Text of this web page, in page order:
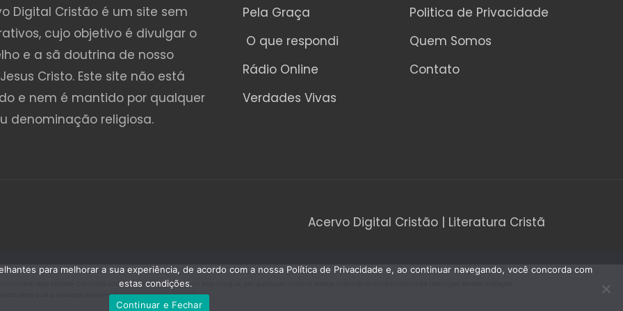
Digital Cristão é um site sem
cujo objetivo é divulgar o
e a sã doutrina de nosso
Cristo. Este site não está
e nem é mantido por qualquer
denominação religiosa.
Pela Graça
O que respondi
Rádio Online
Verdades Vivas
Politica de Privacidade
Quem Somos
Contato
Acervo Digital Cristão | Literatura Cristã
autoral seja violado. Contudo, caso seja encontrado algum arquivo que, por qualquer motivo, esteja violando direitos autorais de tradução, versão, exibição,
para que a situação seja imediatamente regularizada.
para melhorar a sua experiência, de acordo com a nossa Política de Privacidade e, ao continuar navegando, você concorda com
estas condições.
Continuar e Fechar